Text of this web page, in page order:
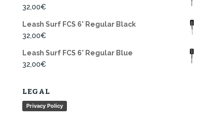
32,00€
Leash Surf FCS 6' Regular Black
32,00€
Leash Surf FCS 6' Regular Blue
32,00€
LEGAL
Privacy Policy